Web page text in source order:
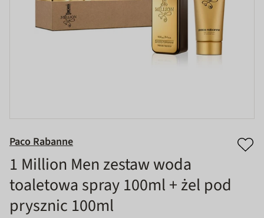
Paco Rabanne
1 Million Men zestaw woda
toaletowa spray 100ml + żel pod
prysznic 100ml